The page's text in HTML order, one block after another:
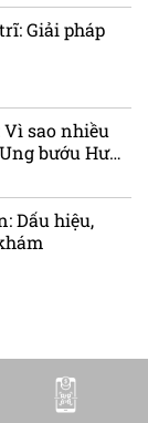
Giải pháp
Vì sao nhiều
bướu Hưng
Dấu hiệu,